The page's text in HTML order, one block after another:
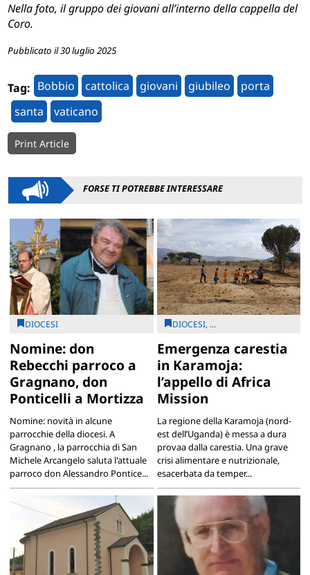
Nella foto, il gruppo dei giovani all’interno della cappella del
Coro.
Pubblicato il 30 luglio 2025
Tag: Bobbio cattolica giovani giubileo
porta
santa
vaticano
Print Article
FORSE TI POTREBBE INTERESSARE
DIOCESI
Nomine: don
Rebecchi parroco a
Gragnano, don
Ponticelli a Mortizza
Nomine: novità in alcune
parrocchie della diocesi. A
Gragnano , la parrocchia di San
Michele Arcangelo saluta l'attuale
parroco don Alessandro Pontice...
DIOCESI, ...
Emergenza carestia
in Karamoja:
l’appello di Africa
Mission
La regione della Karamoja (nord-
est dell’Uganda) è messa a dura
provaa dalla carestia. Una grave
crisi alimentare e nutrizionale,
esacerbata da temper...